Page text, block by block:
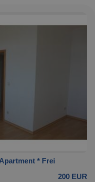
* Frei
200 EUR